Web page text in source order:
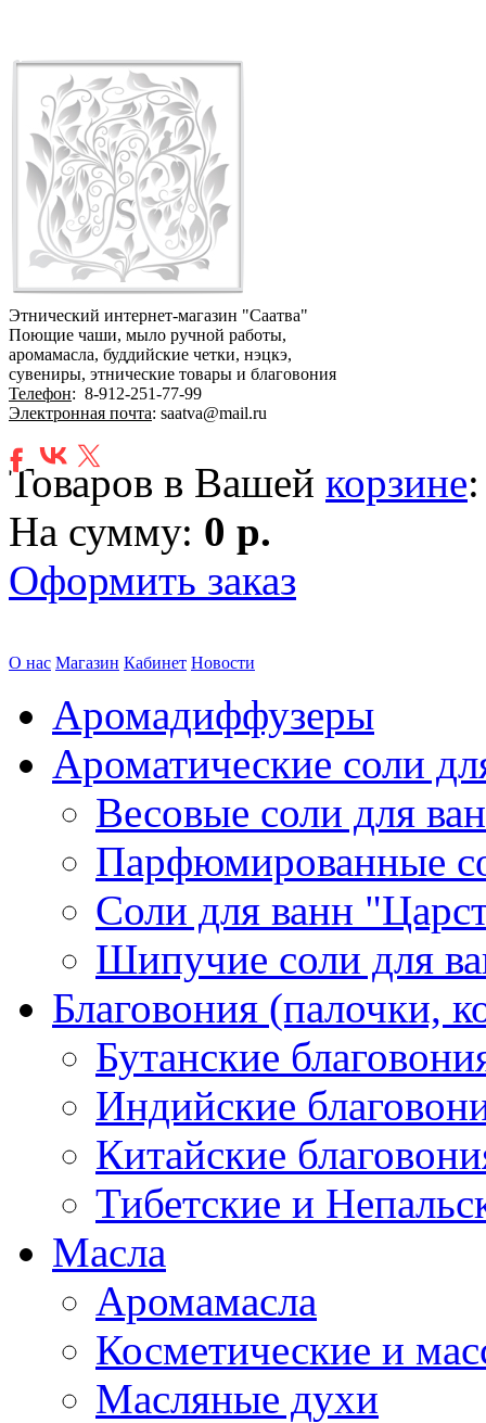
Этнический интернет-магазин "Саатва"
Поющие чаши, мыло ручной работы,
аромамасла, буддийские четки, нэцкэ,
сувениры, этнические товары и благовония
Телефон: 8-912-251-77-99
Электронная почта: saatva@mail.ru
Товаров в Вашей корзине
На сумму: 0 р.
Оформить заказ
О нас Магазин Кабинет Новости
Аромадиффузеры
Ароматические соли
Весовые соли для
Парфюмированные
Соли для ванн
Шипучие соли для
Благовония (палочки,
Бутанские
Индийские
Китайские
Тибетские и
Масла
Аромамасла
Косметические и
Масляные духи